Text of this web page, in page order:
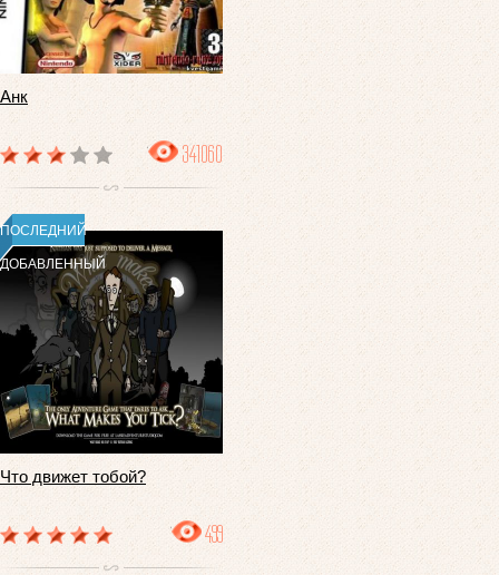
Анк
341060
ПОСЛЕДНИЙ
ДОБАВЛЕННЫЙ
Что движет тобой?
499